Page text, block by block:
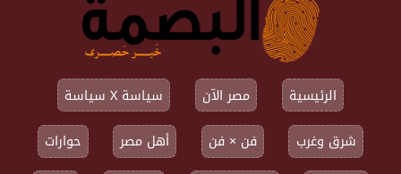
الرئيسية مصر الآن
سياسة X سياسة
شرق وغرب
فن × فن أهل مصر
حوارات